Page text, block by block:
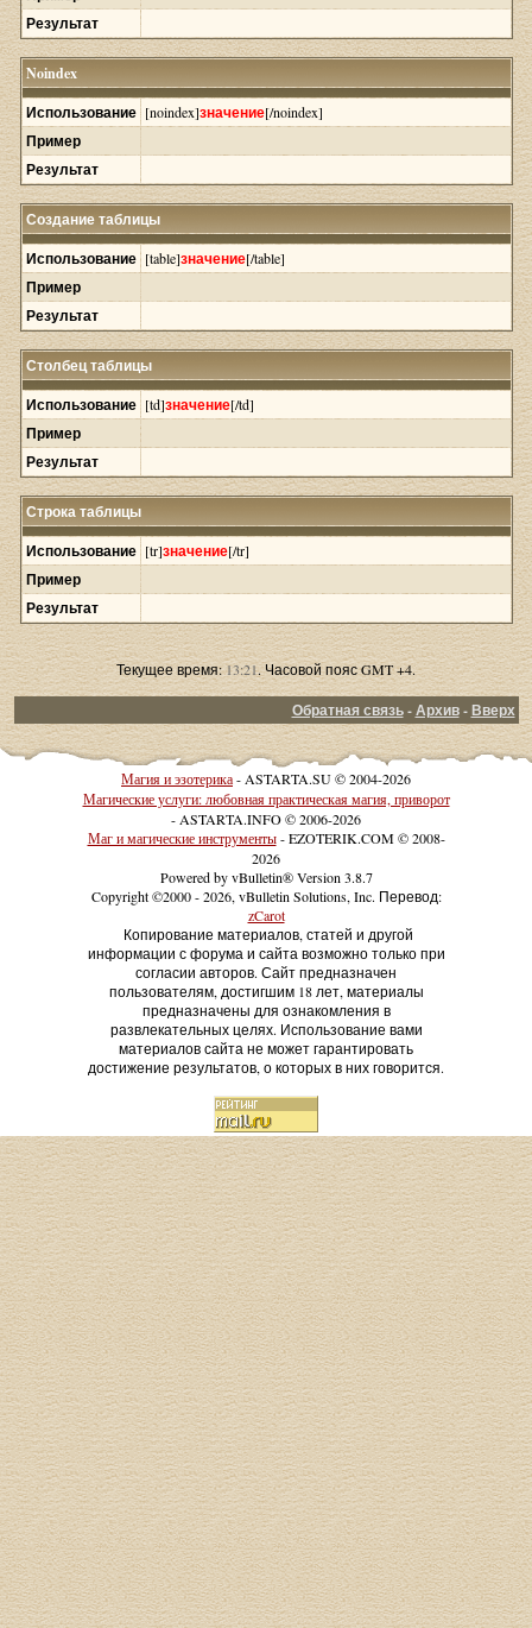
Результат
Noindex
Использование [noindex]значение[/noindex]
Пример
Результат
Создание таблицы
Использование [table]значение[/table]
Пример
Результат
Столбец таблицы
Использование [td]значение[/td]
Пример
Результат
Строка таблицы
Использование [tr]значение[/tr]
Пример
Результат
Текущее время:13:21. Часовой пояс GMT +4.
Обратная связь-Архив-Вверх
Магия и эзотерика- ASTARTA.SU © 2004-2026
Магические услуги: любовная практическая магия, приворот
- ASTARTA.INFO © 2006-2026
Маг и магические инструменты- EZOTERIK.COM © 2008-
2026
Powered by vBulletin® Version 3.8.7
Copyright ©2000 - 2026, vBulletin Solutions, Inc. Перевод:
zCarot
Копирование материалов, статей и другой
информации с форума и сайта возможно только при
согласии авторов. Сайт предназначен
пользователям, достигшим 18 лет, материалы
предназначены для ознакомления в
развлекательных целях. Использование вами
материалов сайта не может гарантировать
достижение результатов, о которых в них говорится.